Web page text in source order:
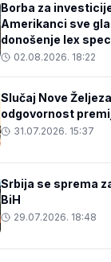
Borba za
Amerikanci sve
donošenje lex
imovini
02.08.2026. 18:22
Slučaj Nove
odgovornost
31.07.2026. 15:37
Srbija se sprema
BiH
29.07.2026. 18:48